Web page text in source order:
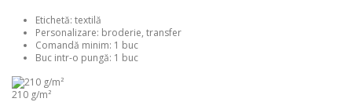
Etichetă: textilă
Personalizare: broderie, transfer
Comandă minim: 1 buc
Buc intr-o pungă: 1 buc
210 g/m²